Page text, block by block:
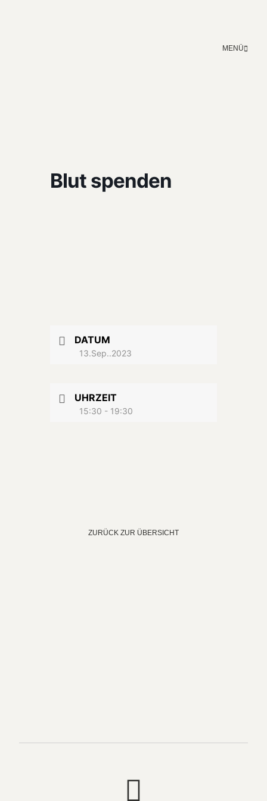
MENÜ
Blut spenden
DATUM
13.Sep..2023
UHRZEIT
15:30 - 19:30
ZURÜCK ZUR ÜBERSICHT